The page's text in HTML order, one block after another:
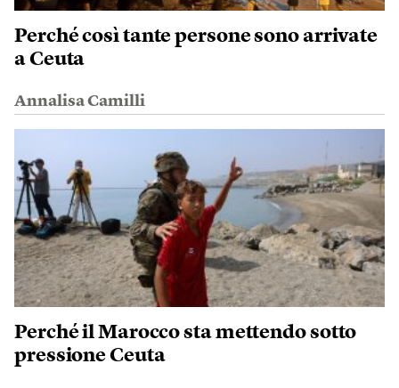
Perché così tante persone sono arrivate
a Ceuta
Annalisa Camilli
Perché il Marocco sta mettendo sotto
pressione Ceuta